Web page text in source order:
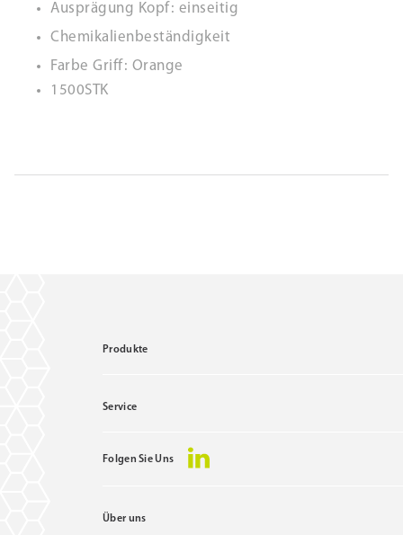
Ausprägung Kopf: einseitig
Chemikalienbeständigkeit
Farbe Griff: Orange
1500STK
Produkte
Service
Folgen Sie Uns
Über uns